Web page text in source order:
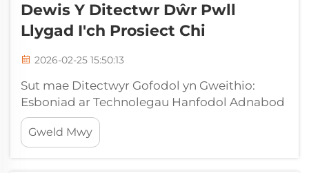
Dewis Y Ditectwr Dŵr Pwll
Llygad I'ch Prosiect Chi
2026-02-25 15:50:13
Sut mae Ditectwyr Gofodol yn Gweithio:
Esboniad ar Technolegau Hanfodol Adnabod
Hydrostataidd, capacitance a resistive ar
gyfer adnabod lefel a bodolaeth dŵr.
Defnyddir ditectwyr dŵr mewn gofodol yn
Gweld Mwy